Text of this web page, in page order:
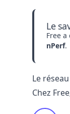
Le
Free a
nPerf.
Le
Chez